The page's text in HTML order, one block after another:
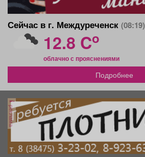
Сейчас в г. Междуреченск (08:19)
12.8 Co
облачно с прояснениями
Подробнее
реклама